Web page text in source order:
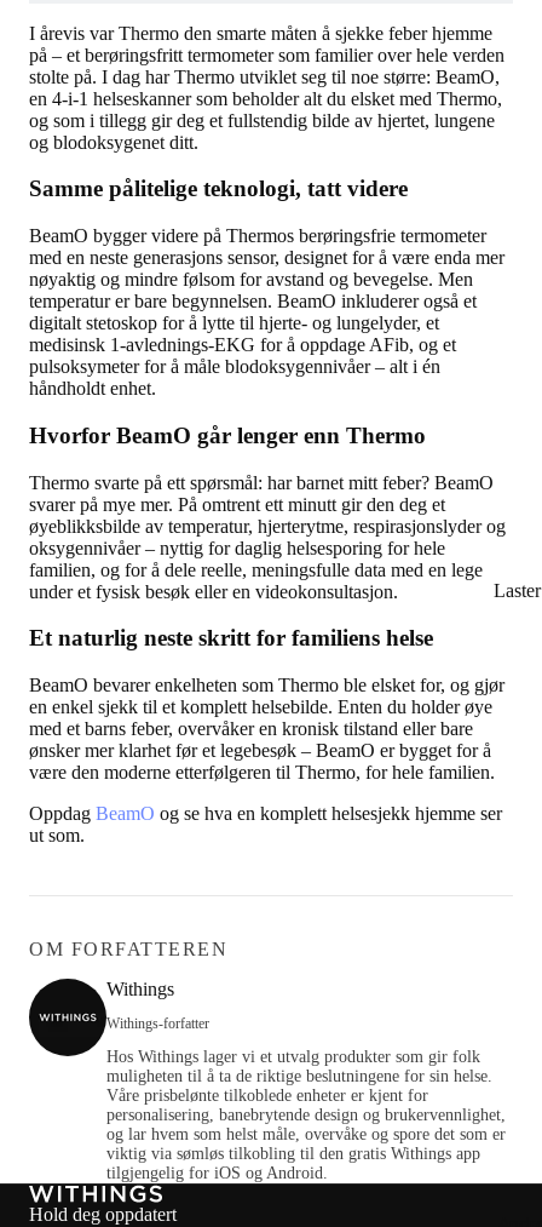
I årevis var Thermo den smarte måten å sjekke feber hjemme
på – et berøringsfritt termometer som familier over hele verden
stolte på. I dag har Thermo utviklet seg til noe større: BeamO,
en 4-i-1 helseskanner som beholder alt du elsket med Thermo,
og som i tillegg gir deg et fullstendig bilde av hjertet, lungene
og blodoksygenet ditt.
Samme pålitelige teknologi, tatt videre
BeamO bygger videre på Thermos berøringsfrie termometer
med en neste generasjons sensor, designet for å være enda mer
nøyaktig og mindre følsom for avstand og bevegelse. Men
temperatur er bare begynnelsen. BeamO inkluderer også et
digitalt stetoskop for å lytte til hjerte- og lungelyder, et
medisinsk 1-avlednings-EKG for å oppdage AFib, og et
pulsoksymeter for å måle blodoksygennivåer – alt i én
håndholdt enhet.
Hvorfor BeamO går lenger enn Thermo
Thermo svarte på ett spørsmål: har barnet mitt feber? BeamO
svarer på mye mer. På omtrent ett minutt gir den deg et
øyeblikksbilde av temperatur, hjerterytme, respirasjonslyder og
oksygennivåer – nyttig for daglig helsesporing for hele
familien, og for å dele reelle, meningsfulle data med en lege
under et fysisk besøk eller en videokonsultasjon.
Et naturlig neste skritt for familiens helse
BeamO bevarer enkelheten som Thermo ble elsket for, og gjør
en enkel sjekk til et komplett helsebilde. Enten du holder øye
med et barns feber, overvåker en kronisk tilstand eller bare
ønsker mer klarhet før et legebesøk – BeamO er bygget for å
være den moderne etterfølgeren til Thermo, for hele familien.
Oppdag BeamO og se hva en komplett helsesjekk hjemme ser
ut som.
OM FORFATTEREN
Withings
Withings-forfatter
Hos Withings lager vi et utvalg produkter som gir folk
muligheten til å ta de riktige beslutningene for sin helse.
Våre prisbelønte tilkoblede enheter er kjent for
personalisering, banebrytende design og brukervennlighet,
og lar hvem som helst måle, overvåke og spore det som er
viktig via sømløs tilkobling til den gratis Withings app
tilgjengelig for iOS og Android.
Hold deg oppdatert